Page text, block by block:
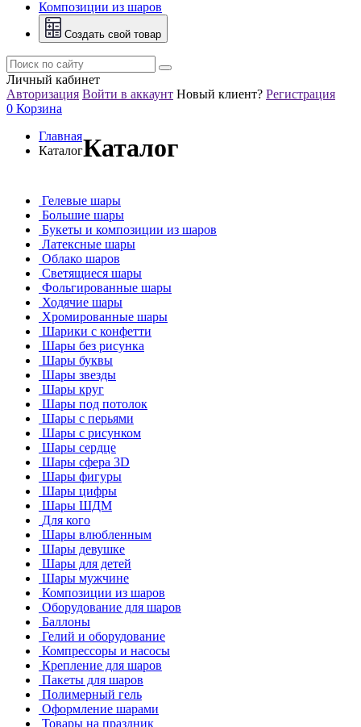
Композиции из шаров
Создать свой товар
Личный кабинет
Авторизация Войти в аккаунт Новый клиент? Регистрация
0 Корзина
Главная
КаталогКаталог
Гелевые шары
Большие шары
Букеты и композиции из шаров
Латексные шары
Облако шаров
Светящиеся шары
Фольгированные шары
Ходячие шары
Хромированные шары
Шарики с конфетти
Шары без рисунка
Шары буквы
Шары звезды
Шары круг
Шары под потолок
Шары с перьями
Шары с рисунком
Шары сердце
Шары сфера 3D
Шары фигуры
Шары цифры
Шары ШДМ
Для кого
Шары влюбленным
Шары девушке
Шары для детей
Шары мужчине
Композиции из шаров
Оборудование для шаров
Баллоны
Гелий и оборудование
Компрессоры и насосы
Крепление для шаров
Пакеты для шаров
Полимерный гель
Оформление шарами
Товары на праздник